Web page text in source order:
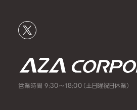
営業時間 9:30～18:00（土日曜祝日休業）